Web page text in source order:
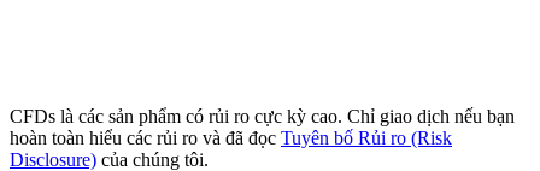
CFDs là các sản phẩm có rủi ro cực kỳ cao. Chỉ giao dịch nếu bạn
hoàn toàn hiểu các rủi ro và đã đọc Tuyên bố Rủi ro (Risk
Disclosure) của chúng tôi.